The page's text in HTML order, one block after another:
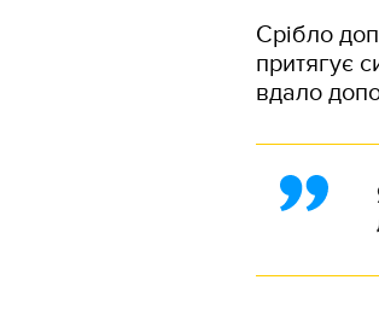
Срібло
притягує
вдало